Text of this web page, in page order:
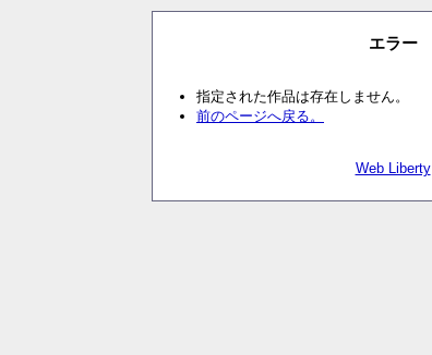
エラー
指定された作品は存在しません。
前のページへ戻る。
Web Liberty